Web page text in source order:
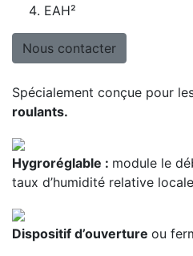
EAH²
Nous contacter
Spécialement conçue pour
roulants.
Hygroréglable : module le
taux d’humidité relative
Dispositif d’ouverture ou